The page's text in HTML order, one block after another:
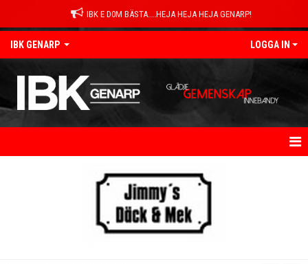
IBK E D0M BÄSTA....HEJA HEJA HEJA GENARP!
IBK GENARP LOGGA IN